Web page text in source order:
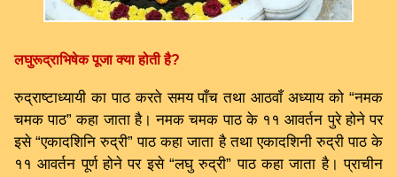
लघुरूद्राभिषेक पूजा क्या होती है?
रुद्राष्टाध्यायी का पाठ करते समय पाँच तथा आठवाँ अध्याय को “नमक
चमक पाठ” कहा जाता है। नमक चमक पाठ के ११ आवर्तन पुरे होने पर
इसे “एकादशिनि रुद्री” पाठ कहा जाता है तथा एकादशिनी रुद्री पाठ के
११ आवर्तन पूर्ण होने पर इसे “लघु रुद्री” पाठ कहा जाता है। प्राचीन